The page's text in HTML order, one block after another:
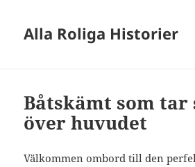
Alla Roliga Historier
Båtskämt som tar
över huvudet
Välkommen ombord till den